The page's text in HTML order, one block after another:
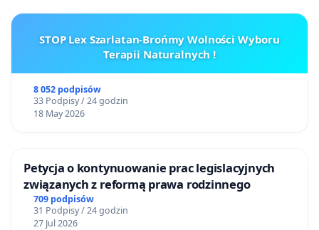
STOP Lex Szarlatan-Brońmy Wolności Wyboru
Terapii Naturalnych !
8 052 podpisów
33 Podpisy / 24 godzin
18 May 2026
Petycja o kontynuowanie prac legislacyjnych
związanych z reformą prawa rodzinnego
709 podpisów
31 Podpisy / 24 godzin
27 Jul 2026